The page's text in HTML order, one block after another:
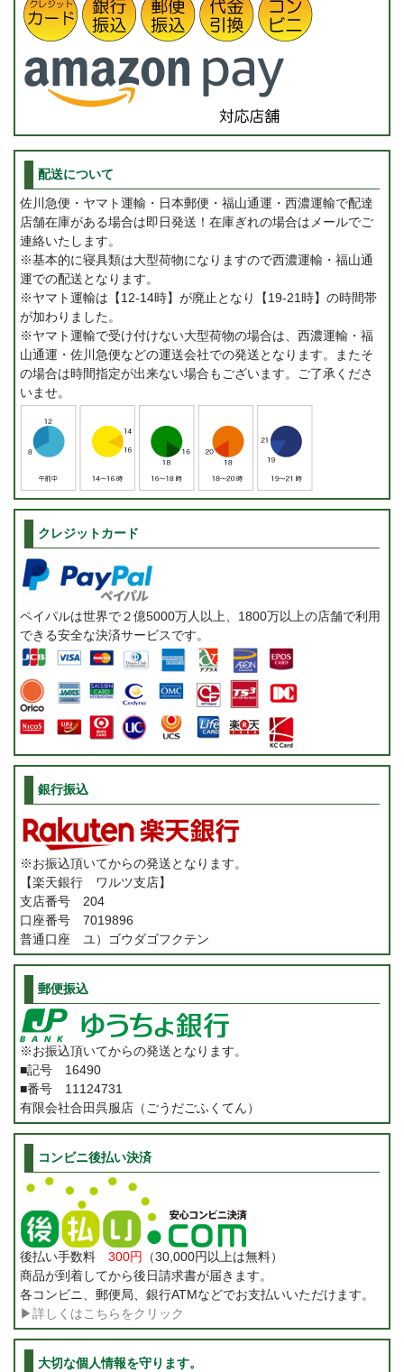
配送について
佐川急便・ヤマト運輸・日本郵便・福山通運・西濃運輸で配達
店舗在庫がある場合は即日発送！在庫ぎれの場合はメールでご
連絡いたします。
※基本的に寝具類は大型荷物になりますので西濃運輸・福山通
運での配送となります。
※ヤマト運輸は【12-14時】が廃止となり【19-21時】の時間帯
が加わりました。
※ヤマト運輸で受け付けない大型荷物の場合は、西濃運輸・福
山通運・佐川急便などの運送会社での発送となります。またそ
の場合は時間指定が出来ない場合もございます。ご了承くださ
いませ。
クレジットカード
ペイパルは世界で２億5000万人以上、1800万以上の店舗で利用
できる安全な決済サービスです。
銀行振込
※お振込頂いてからの発送となります。
【楽天銀行 ワルツ支店】
支店番号 204
口座番号 7019896
普通口座 ユ）ゴウダゴフクテン
郵便振込
※お振込頂いてからの発送となります。
■記号 16490
■番号 11124731
有限会社合田呉服店（ごうだごふくてん）
コンビニ後払い決済
後払い手数料 300円
（30,000円以上は無料）
商品が到着してから後日請求書が届きます。
各コンビニ、郵便局、銀行ATMなどでお支払いいただけます。
▶詳しくはこちらをクリック
大切な個人情報を守ります。